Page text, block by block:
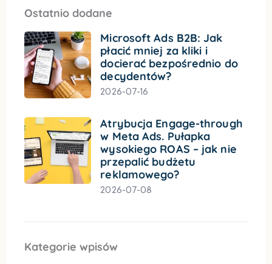
Ostatnio dodane
Microsoft Ads B2B: Jak
płacić mniej za kliki i
docierać bezpośrednio do
decydentów?
2026-07-16
Atrybucja Engage-through
w Meta Ads. Pułapka
wysokiego ROAS – jak nie
przepalić budżetu
reklamowego?
2026-07-08
Kategorie wpisów